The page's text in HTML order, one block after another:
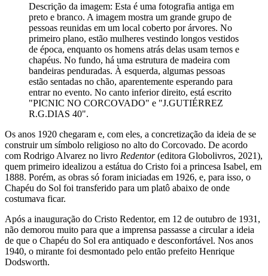
Descrição da imagem: Esta é uma fotografia antiga em
preto e branco. A imagem mostra um grande grupo de
pessoas reunidas em um local coberto por árvores. No
primeiro plano, estão mulheres vestindo longos vestidos
de época, enquanto os homens atrás delas usam ternos e
chapéus. No fundo, há uma estrutura de madeira com
bandeiras penduradas. À esquerda, algumas pessoas
estão sentadas no chão, aparentemente esperando para
entrar no evento. No canto inferior direito, está escrito
"PICNIC NO CORCOVADO" e "J.GUTIÉRREZ
R.G.DIAS 40".
Os anos 1920 chegaram e, com eles, a concretização da ideia de se
construir um símbolo religioso no alto do Corcovado. De acordo
com Rodrigo Alvarez no livro Redentor(editora Globolivros, 2021),
quem primeiro idealizou a estátua do Cristo foi a princesa Isabel, em
1888. Porém, as obras só foram iniciadas em 1926, e, para isso, o
Chapéu do Sol foi transferido para um platô abaixo de onde
costumava ficar.
Após a inauguração do Cristo Redentor, em 12 de outubro de 1931,
não demorou muito para que a imprensa passasse a circular a ideia
de que o Chapéu do Sol era antiquado e desconfortável. Nos anos
1940, o mirante foi desmontado pelo então prefeito Henrique
Dodsworth.